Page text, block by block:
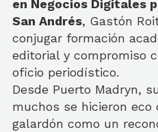
en Negocios Digitales
San Andrés, Gastón
conjugar formación
editorial y compromiso
oficio periodístico.
Desde Puerto Madryn,
muchos se hicieron eco
galardón como un